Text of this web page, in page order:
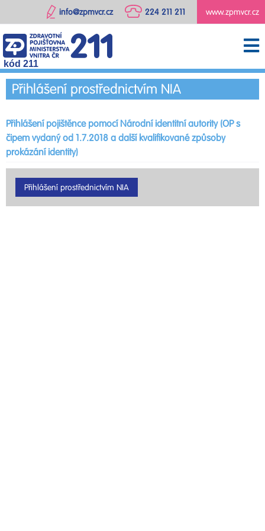
www.zpmvcr.cz
224 211 211
info@zpmvcr.cz
kód 211
Přihlášení prostřednictvím NIA
Přihlášení pojištěnce pomocí Národní identitní autority (OP s
čipem vydaný od 1.7.2018 a další kvalifikované způsoby
prokázání identity)